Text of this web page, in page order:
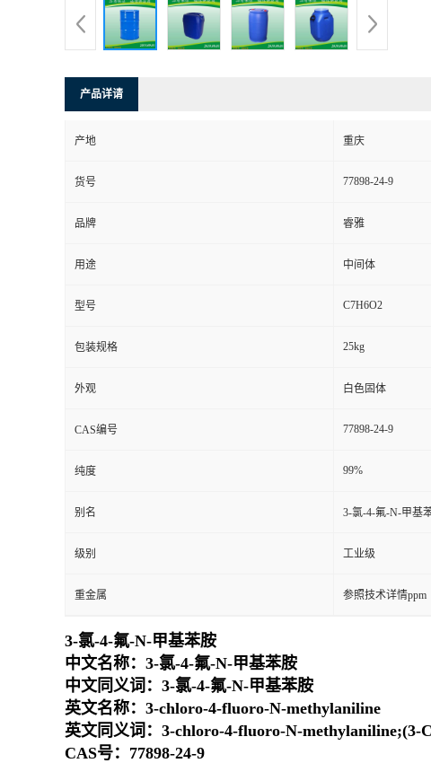
产品详请
产地 重庆
货号 77898-24-9
品牌 睿雅
用途 中间体
型号 C7H6O2
包装规格 25kg
外观 白色固体
CAS编号 77898-24-9
纯度 99%
别名 3-氯-4-氟-N-甲基
级别 工业级
重金属 参照技术详情ppm
3-氯-4-氟-N-甲基苯胺
中文名称：3-氯-4-氟-N-甲基苯胺
中文同义词：3-氯-4-氟-N-甲基苯胺
英文名称：3-chloro-4-fluoro-N-methylaniline
英文同义词：3-chloro-4-fluoro-N-methylaniline;(3-
CAS号：77898-24-9